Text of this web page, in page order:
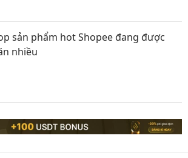
sản phẩm hot Shopee đang được
nhiều